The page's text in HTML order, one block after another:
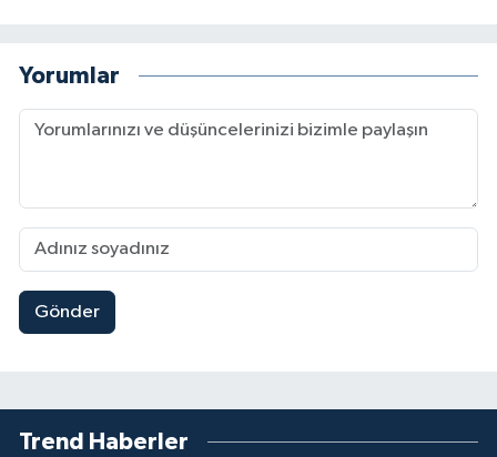
Yorumlar
Gönder
Trend Haberler